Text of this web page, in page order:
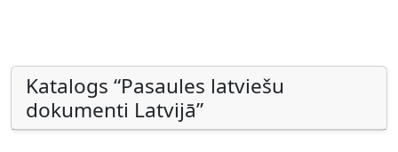
Katalogs “Pasaules latviešu
dokumenti Latvijā”